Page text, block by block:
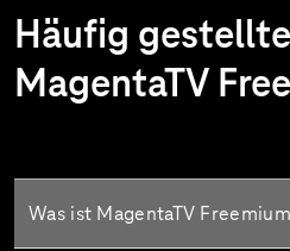
Häufig
MagentaTV
Was ist MagentaTV